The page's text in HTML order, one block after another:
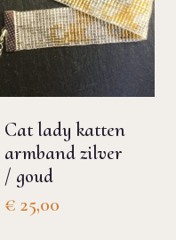
Cat lady katten
armband zilver
/ goud
€ 25,00